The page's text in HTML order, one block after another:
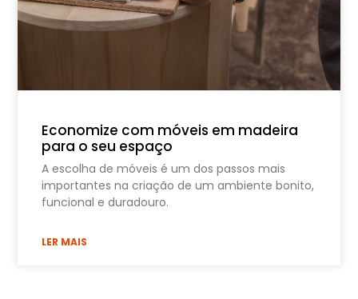
Economize com móveis em madeira
para o seu espaço
A escolha de móveis é um dos passos mais
importantes na criação de um ambiente bonito,
funcional e duradouro.
LER MAIS